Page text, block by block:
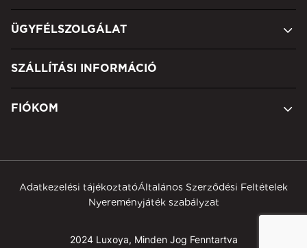
ÜGYFÉLSZOLGÁLAT
SZÁLLÍTÁSI INFORMÁCIÓ
FIÓKOM
2024 Luxoya, Minden Jog Fenntartva
Adatkezelési tájékoztatóÁltalános Szerződési Feltételek
Nyereményjáték szabályzat